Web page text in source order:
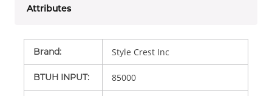
Attributes
Brand: Style Crest Inc
BTUH INPUT: 85000